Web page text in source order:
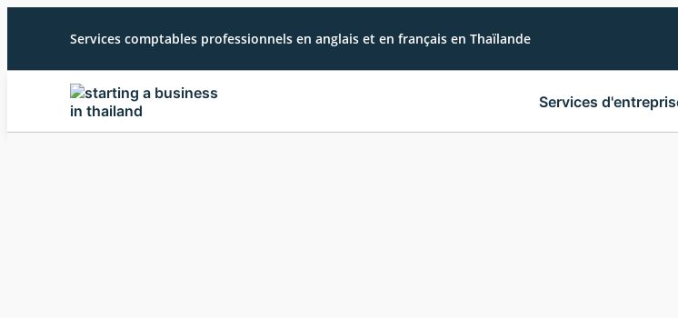
Services comptables professionnels en anglais et en français en Thaïlande
Services